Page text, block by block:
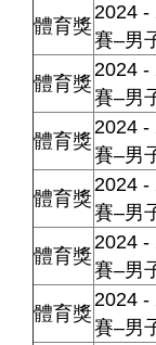
體育獎
2024 -
賽–男
體育獎
2024 -
賽–男
體育獎
2024 -
賽–男
體育獎
2024 -
賽–男
體育獎
2024 -
賽–男
體育獎
2024 -
賽–男